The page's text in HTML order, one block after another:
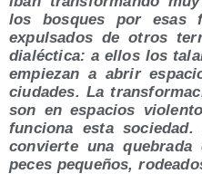
los bos­ques por esas
expul­sa­dos de otros
dia­léc­ti­ca: a ellos los
empie­zan a abrir
ciu­da­des. La
son en espa­cios
fun­cio­na esta
con­vier­te una
peces peque­ños,